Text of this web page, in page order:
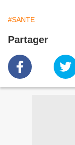
#SANTE
Partager